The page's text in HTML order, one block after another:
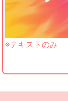
※テキストのみ